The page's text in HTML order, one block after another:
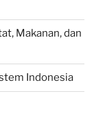
Makanan, dan
Indonesia